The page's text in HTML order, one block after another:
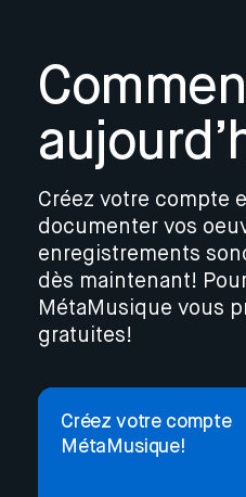
Créez votre compte
documenter vos
enregistrements
dès maintenant!
MétaMusique vous
gratuites!
Créez votre compte
MétaMusique!